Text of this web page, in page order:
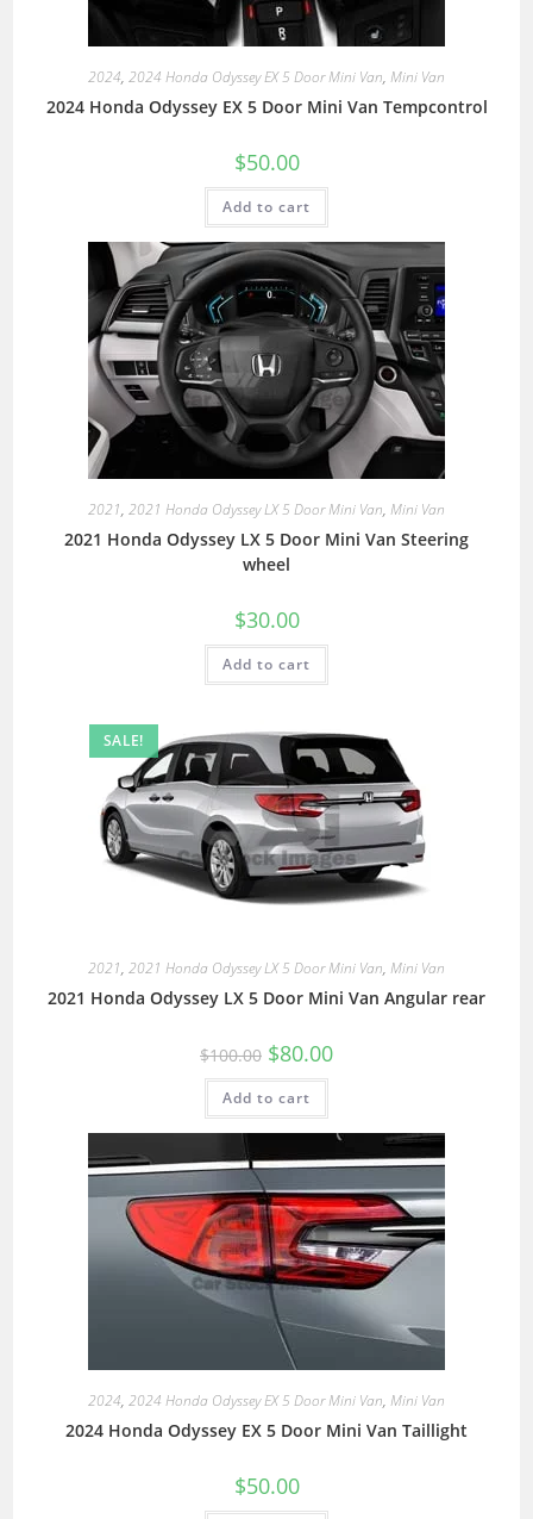
2024, 2024 Honda Odyssey EX 5 Door Mini Van, Mini Van
2024 Honda Odyssey EX 5 Door Mini Van Tempcontrol
$50.00
Add to cart
2021, 2021 Honda Odyssey LX 5 Door Mini Van, Mini Van
2021 Honda Odyssey LX 5 Door Mini Van Steering
wheel
$30.00
Add to cart
SALE!
2021, 2021 Honda Odyssey LX 5 Door Mini Van, Mini Van
2021 Honda Odyssey LX 5 Door Mini Van Angular rear
$100.00 $80.00
Add to cart
2024, 2024 Honda Odyssey EX 5 Door Mini Van, Mini Van
2024 Honda Odyssey EX 5 Door Mini Van Taillight
$50.00